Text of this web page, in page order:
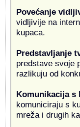
Povećanje
vidljivije na
kupaca.
Predstavljanje
predstave svoje
razlikuju od
Komunikacija s
komuniciraju s
mreža i drugih